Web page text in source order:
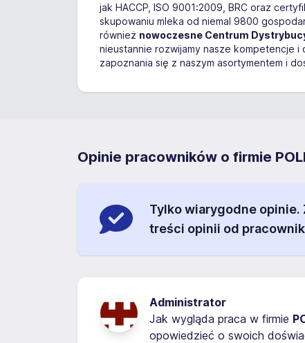
jak HACCP, ISO 9001:2009, BRC oraz
skupowaniu mleka od niemal 9800
również nowoczesne Centrum
nieustannie rozwijamy nasze kompetencje
zapoznania się z naszym asortymentem i
Opinie pracowników o firmie
Tylko wiarygodne opinie.
treści opinii od
Administrator
Jak wygląda praca w firmie
opowiedzieć o swoich